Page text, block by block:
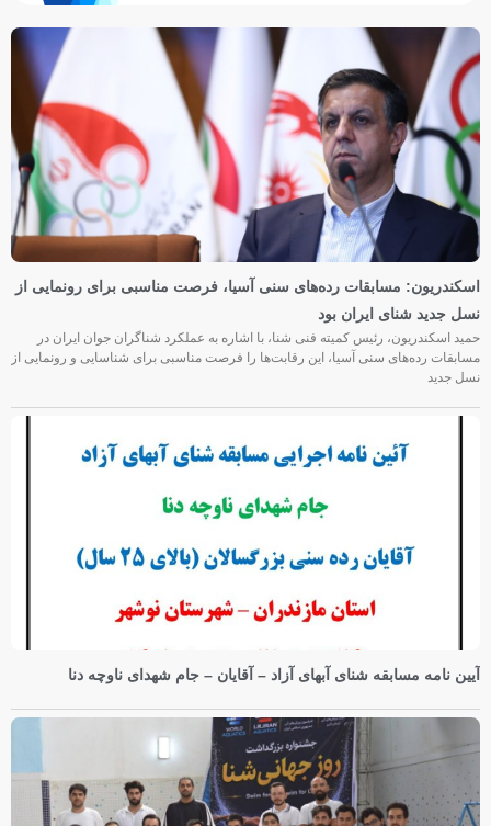
اسکندریون: مسابقات رده‌های سنی آسیا، فرصت مناسبی برای رونمایی از
نسل جدید شنای ایران بود
حمید اسکندریون، رئیس کمیته فنی شنا، با اشاره به عملکرد شناگران جوان ایران در
مسابقات رده‌های سنی آسیا، این رقابت‌ها را فرصت مناسبی برای شناسایی و رونمایی از
نسل جدید
آیین نامه مسابقه شنای آبهای آزاد – آقایان – جام شهدای ناوچه دنا